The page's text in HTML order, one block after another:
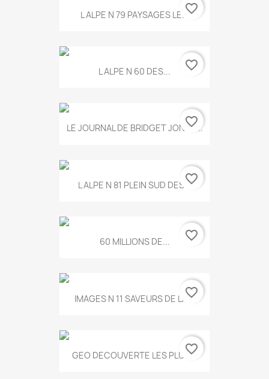
L ALPE N 79 PAYSAGES LE...favorite_border
L ALPE N 60 DES... favorite_border
LE JOURNAL DE BRIDGET JONES...
favorite_border
L ALPE N 81 PLEIN SUD DES...favorite_border
60 MILLIONS DE... favorite_border
IMAGES N 11 SAVEURS DE LA...
favorite_border
GEO DECOUVERTE LES PLUS...
favorite_border